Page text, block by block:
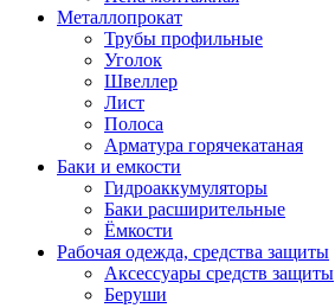
Металлопрокат
Трубы профильные
Уголок
Швеллер
Лист
Полоса
Арматура горячекатаная
Баки и емкости
Гидроаккумуляторы
Баки расширительные
Ёмкости
Рабочая одежда, средства защиты
Аксессуары средств защиты
Беруши